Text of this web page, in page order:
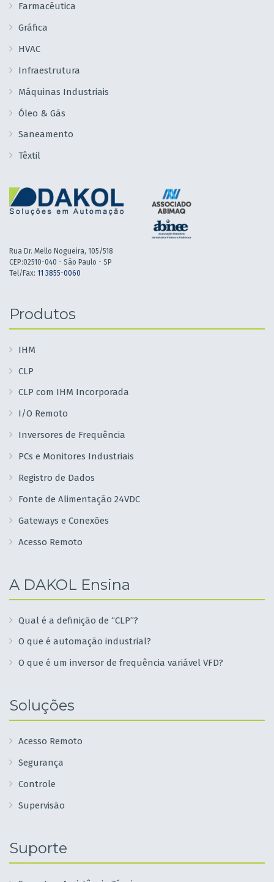
Farmacêutica
Gráfica
HVAC
Infraestrutura
Máquinas Industriais
Óleo & Gás
Saneamento
Têxtil
Rua Dr. Mello Nogueira, 105/518
CEP:02510-040 - São Paulo - SP
Tel/Fax: 11 3855-0060
Produtos
IHM
CLP
CLP com IHM Incorporada
I/O Remoto
Inversores de Frequência
PCs e Monitores Industriais
Registro de Dados
Fonte de Alimentação 24VDC
Gateways e Conexões
Acesso Remoto
A DAKOL Ensina
Qual é a definição de “CLP”?
O que é automação industrial?
O que é um inversor de frequência variável VFD?
Soluções
Acesso Remoto
Segurança
Controle
Supervisão
Suporte